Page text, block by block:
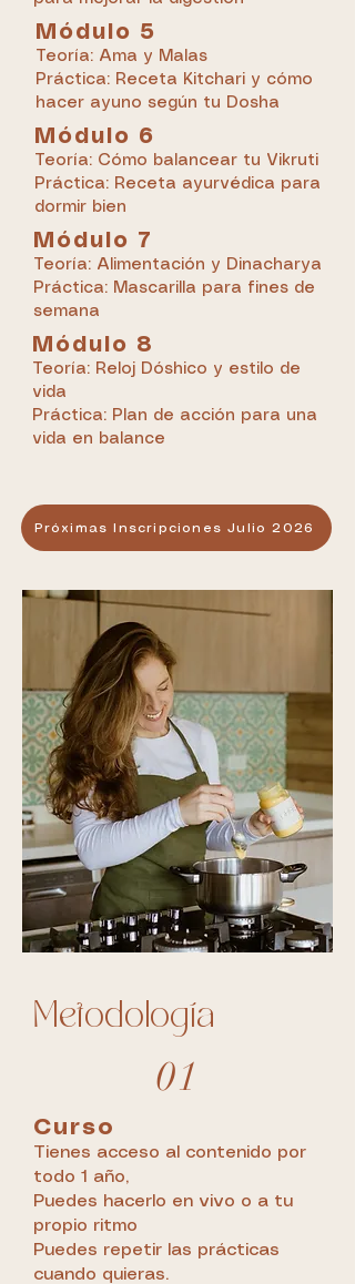
Módulo 5
Teoría: Ama y Malas
Práctica: Receta Kitchari y cómo
hacer ayuno según tu Dosha
Módulo 6
Teoría: Cómo balancear tu Vikruti
Práctica: Receta ayurvédica para
dormir bien
Módulo 7
Teoría: Alimentación y Dinacharya
Práctica: Mascarilla para fines de
semana
Módulo 8
Teoría: Reloj Dóshico y estilo de
vida
Práctica: Plan de acción para una
vida en balance
Próximas Inscripciones Julio 2026
Metodología
01
Curso
Tienes acceso al contenido por
todo 1 año,
Puedes hacerlo en vivo o a tu
propio ritmo
Puedes repetir las prácticas
cuando quieras.